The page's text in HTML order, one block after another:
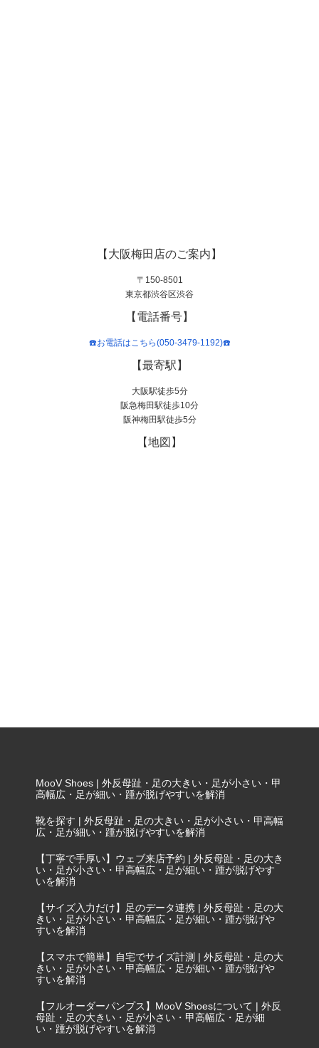
【大阪梅田店のご案内】
〒150-8501
東京都渋谷区渋谷
【電話番号】
☎️お電話はこちら(050-3479-1192)☎️
【最寄駅】
大阪駅徒歩5分
阪急梅田駅徒歩10分
阪神梅田駅徒歩5分
【地図】
MooV Shoes | 外反母趾・足の大きい・足が小さい・甲
高幅広・足が細い・踵が脱げやすいを解消
靴を探す | 外反母趾・足の大きい・足が小さい・甲高幅
広・足が細い・踵が脱げやすいを解消
【丁寧で手厚い】ウェブ来店予約 | 外反母趾・足の大き
い・足が小さい・甲高幅広・足が細い・踵が脱げやす
いを解消
【サイズ入力だけ】足のデータ連携 | 外反母趾・足の大
きい・足が小さい・甲高幅広・足が細い・踵が脱げや
すいを解消
【スマホで簡単】自宅でサイズ計測 | 外反母趾・足の大
きい・足が小さい・甲高幅広・足が細い・踵が脱げや
すいを解消
【フルオーダーパンプス】MooV Shoesについて | 外反
母趾・足の大きい・足が小さい・甲高幅広・足が細
い・踵が脱げやすいを解消